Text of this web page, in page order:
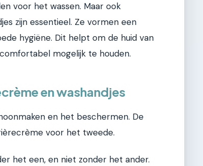
voor het wassen. Maar ook
zijn essentieel. Ze vormen een
hygiëne. Dit helpt om de huid van
mogelijk te houden.
en washandjes
en het beschermen. De
voor het tweede.
het een, en niet zonder het ander.